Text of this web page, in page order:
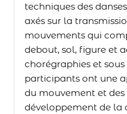
techniques des
axés sur la
mouvements qui
debout, sol, figure et
chorégraphies et sous
participants ont une
du mouvement et
développement de la